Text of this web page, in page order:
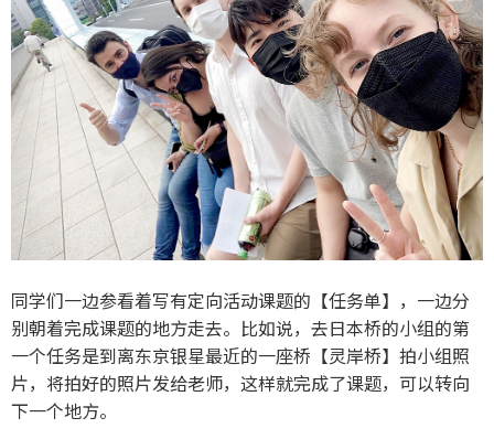
同学们一边参看着写有定向活动课题的【任务单】，一边分
别朝着完成课题的地方走去。比如说，去日本桥的小组的第
一个任务是到离东京银星最近的一座桥【灵岸桥】拍小组照
片，将拍好的照片发给老师，这样就完成了课题，可以转向
下一个地方。